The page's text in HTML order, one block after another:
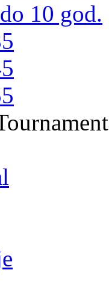
10 god.